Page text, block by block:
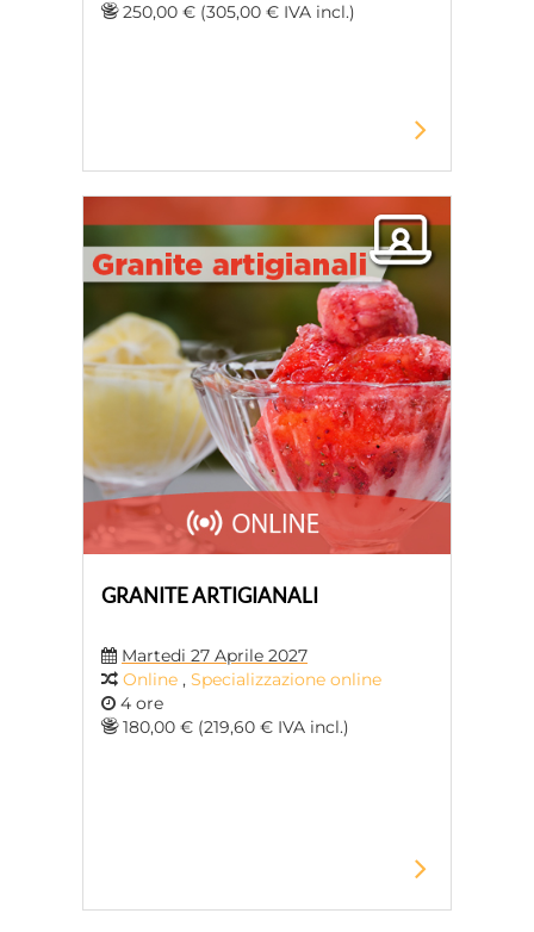
250,00 € (305,00 € IVA incl.)
GRANITE ARTIGIANALI
Martedi 27 Aprile 2027
Online , Specializzazione online
4 ore
180,00 € (219,60 € IVA incl.)